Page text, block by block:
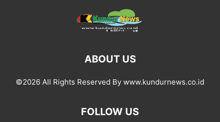
ABOUT US
©2026 All Rights Reserved By www.kundurnews.co.id
FOLLOW US